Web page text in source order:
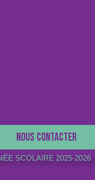
NOUS CONTACTER
SCOLAIRE 2025-2026